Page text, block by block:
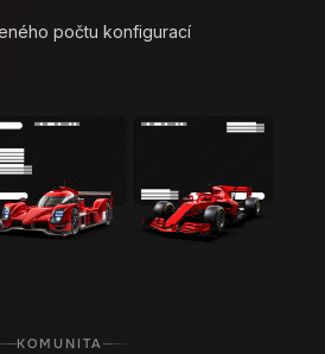
počtu konfigurací
KOMUNITA